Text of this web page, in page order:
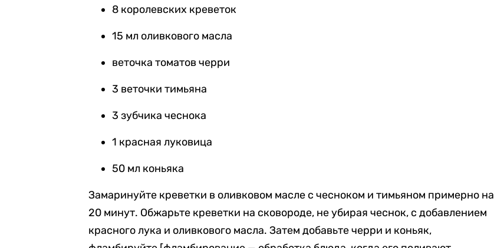
8 королевских креветок
15 мл оливкового масла
веточка томатов черри
3 веточки тимьяна
3 зубчика чеснока
1 красная луковица
50 мл коньяка
Замаринуйте креветки в оливковом масле с чесноком и тимьяном примерно на
20 минут. Обжарьте креветки на сковороде, не убирая чеснок, с добавлением
красного лука и оливкового масла. Затем добавьте черри и коньяк,